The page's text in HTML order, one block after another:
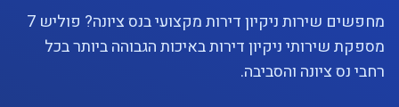
מחפשים שירות ניקיון דירות מקצועי בנס ציונה? פוליש 7
מספקת שירותי ניקיון דירות באיכות הגבוהה ביותר בכל
רחבי נס ציונה והסביבה.